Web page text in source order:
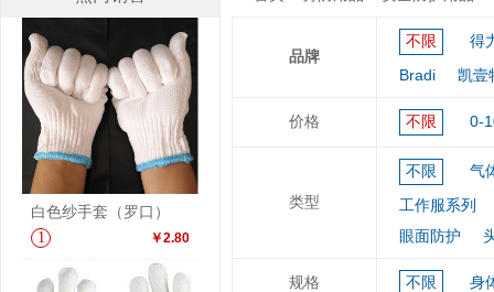
白色纱手套（罗口）
￥2.80
1
品牌
不限
得
Bradi
凯壹
价格 不限 0-
类型
不限
气
工作服系列
眼面防护
规格 不限 身